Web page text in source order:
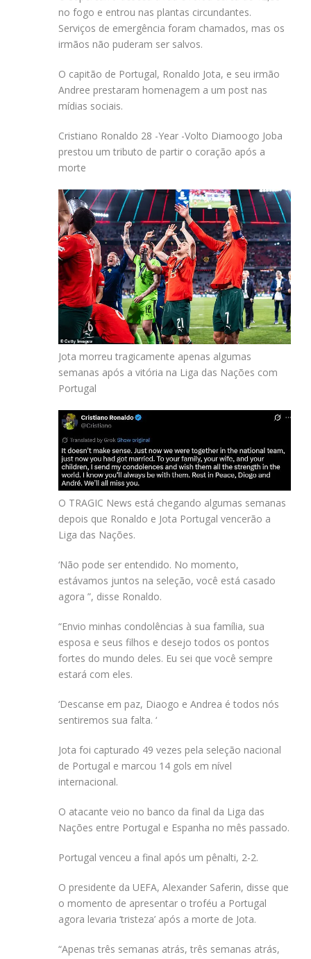
no fogo e entrou nas plantas circundantes.
Serviços de emergência foram chamados, mas os
irmãos não puderam ser salvos.
O capitão de Portugal, Ronaldo Jota, e seu irmão
Andree prestaram homenagem a um post nas
mídias sociais.
Cristiano Ronaldo 28 -Year -Volto Diamoogo Joba
prestou um tributo de partir o coração após a
morte
Jota morreu tragicamente apenas algumas
semanas após a vitória na Liga das Nações com
Portugal
O TRAGIC News está chegando algumas semanas
depois que Ronaldo e Jota Portugal vencerão a
Liga das Nações.
‘Não pode ser entendido. No momento,
estávamos juntos na seleção, você está casado
agora ”, disse Ronaldo.
“Envio minhas condolências à sua família, sua
esposa e seus filhos e desejo todos os pontos
fortes do mundo deles. Eu sei que você sempre
estará com eles.
‘Descanse em paz, Diaogo e Andrea é todos nós
sentiremos sua falta. ‘
Jota foi capturado 49 vezes pela seleção nacional
de Portugal e marcou 14 gols em nível
internacional.
O atacante veio no banco da final da Liga das
Nações entre Portugal e Espanha no mês passado.
Portugal venceu a final após um pênalti, 2-2.
O presidente da UEFA, Alexander Saferin, disse que
o momento de apresentar o troféu a Portugal
agora levaria ‘tristeza’ após a morte de Jota.
“Apenas três semanas atrás, três semanas atrás,